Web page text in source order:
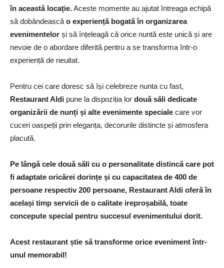
în această locație.Aceste momente au ajutat întreaga echipă
să dobândească o experiență bogată în organizarea
evenimentelor și să înțeleagă că orice nuntă este unică și are
nevoie de o abordare diferită pentru a se transforma într-o
experiență de neuitat.
Pentru cei care doresc să își celebreze nunta cu fast,
Restaurant Aldi pune la dispoziția lor două săli dedicate
organizării de nunți și alte evenimente speciale care vor
cuceri oaspeții prin eleganța, decorurile distincte și atmosfera
placută.
Pe lângă cele două săli cu o personalitate distincă care pot
fi adaptate oricărei dorințe și cu capacitatea de 400 de
persoane respectiv200 persoane, Restaurant Aldi oferă în
același timp servicii de o calitate ireproșabilă, toate
concepute special pentru succesul evenimentului dorit.
Acest restaurant știe să transforme orice eveniment într-
unul memorabil!